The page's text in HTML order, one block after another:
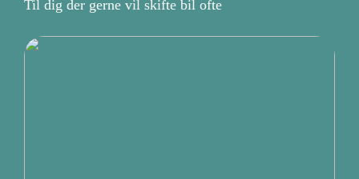
Til dig der gerne vil skifte bil ofte